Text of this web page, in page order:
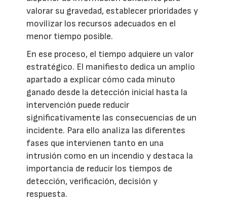
valorar su gravedad, establecer prioridades y
movilizar los recursos adecuados en el
menor tiempo posible.
En ese proceso, el tiempo adquiere un valor
estratégico. El manifiesto dedica un amplio
apartado a explicar cómo cada minuto
ganado desde la detección inicial hasta la
intervención puede reducir
significativamente las consecuencias de un
incidente. Para ello analiza las diferentes
fases que intervienen tanto en una
intrusión como en un incendio y destaca la
importancia de reducir los tiempos de
detección, verificación, decisión y
respuesta.